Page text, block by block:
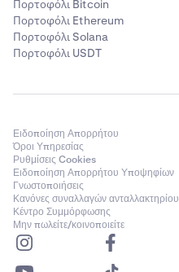
Πορτοφόλι Bitcoin
Πορτοφόλι Ethereum
Πορτοφόλι Solana
Πορτοφόλι USDT
Ειδοποίηση Απορρήτου
Όροι Υπηρεσίας
Ρυθμίσεις Cookies
Ειδοποίηση Απορρήτου Υποψηφίων
Γνωστοποιήσεις
Κανόνες συναλλαγών ανταλλακτηρίου
Κέντρο Συμμόρφωσης
Μην πωλείτε/κοινοποιείτε